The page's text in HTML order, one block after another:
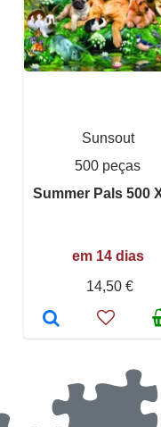
Sunsout
500 peças
Summer Pals 500
em 14 dias
14,50 €